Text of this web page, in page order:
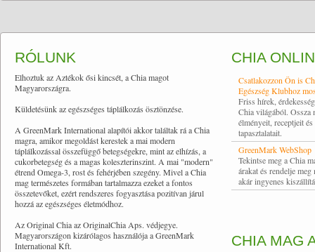
RÓLUNK
Elhoztuk az Aztékok ősi kincsét, a Chia magot
Magyarországra.
Küldetésünk az egészséges táplálkozás ösztönzése.
A GreenMark International alapítói akkor találtak rá a Chia
magra, amikor megoldást kerestek a mai modern
táplálkozással összefüggő betegségekre, mint az elhízás, a
cukorbetegség és a magas koleszterinszint. A mai "modern"
étrend Omega-3, rost és fehérjében szegény. Mivel a Chia
mag természetes formában tartalmazza ezeket a fontos
összetevőket, ezért rendszeres fogyasztása pozitívan járul
hozzá az egészséges életmódhoz.
Az Original Chia az OriginalChia Aps. védjegye.
Magyarországon kizárólagos használója a GreenMark
International Kft.
CHIA
Csatlakozzon Ön is
Egészség Klubhoz
Friss hírek,
Chia világából. Ossza
élményeit, receptjeit és
tapasztalatait.
GreenMark WebShop
Tekintse meg a Chia
árakat és rendelje meg
akár ingyenes
CHIA MAG